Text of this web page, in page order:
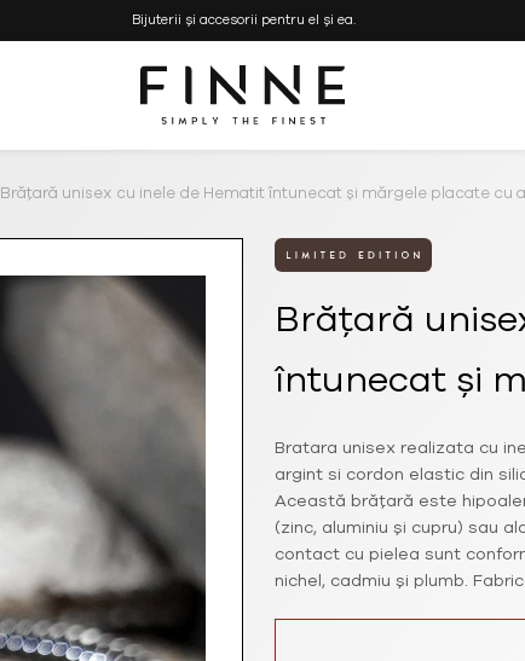
Bijuterii și accesorii pentru el și ea.
FINNE
Bijuterii
Genti
Handmade
Simply the Finest
Brățară unisex cu inele de Hematit întunecat și mărgele placate cu
Brățară
întunecat și
Bratara unisex realizata cu
argint si cordon elastic din
Această brățară este
(zinc, aluminiu și cupru) sau
contact cu pielea sunt
nichel, cadmiu și plumb.